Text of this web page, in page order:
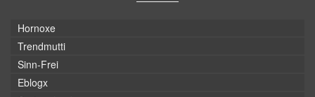
Hornoxe
Trendmutti
Sinn-Frei
Eblogx